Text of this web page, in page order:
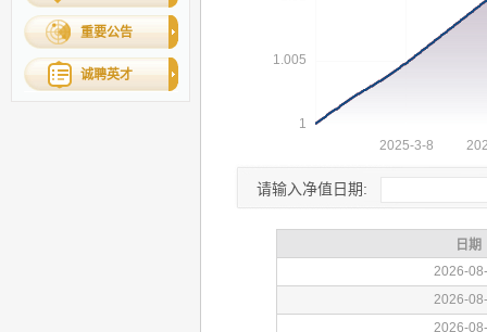
重要公告
诚聘英才
请输入净值日期: